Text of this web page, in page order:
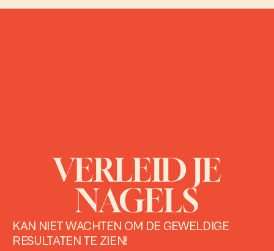
VERLEID JE
NAGELS
KAN NIET WACHTEN OM DE GEWELDIGE
RESULTATEN TE ZIEN!